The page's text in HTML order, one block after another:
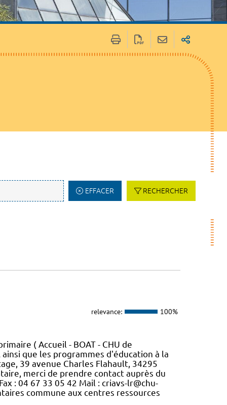
EFFACER RECHERCHER
relevance: 100%
( Accueil - BOAT - CHU de
que les programmes d'éducation à la
39 avenue Charles Flahault, 34295
merci de prendre contact auprès du
: 04 67 33 05 42 Mail : criavs-lr@chu-
commune aux centres ressources